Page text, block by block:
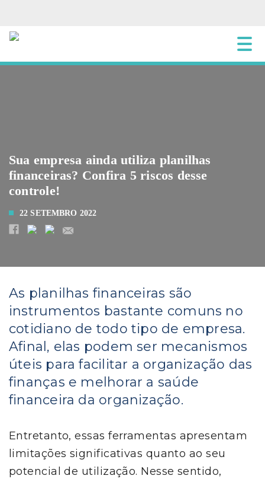
Sua empresa ainda utiliza planilhas
financeiras? Confira 5 riscos desse
controle!
22 SETEMBRO 2022
As planilhas financeiras são
instrumentos bastante comuns no
cotidiano de todo tipo de empresa.
Afinal, elas podem ser mecanismos
úteis para facilitar a organização das
finanças e melhorar a saúde
financeira da organização.
Entretanto, essas ferramentas apresentam
limitações significativas quanto ao seu
potencial de utilização. Nesse sentido,